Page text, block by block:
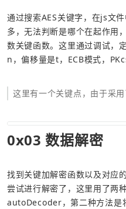
通过搜索AES关键字，在js文
多，无法判断是哪个在起作用
数关键函数。这里通过调试，
n，偏移量是t，ECB模式，
这里有一个关键点，由于采
0x03 数据解密
找到关键加解密函数以及对应
尝试进行解密了，这里用了两
autoDecoder，第二种方法是